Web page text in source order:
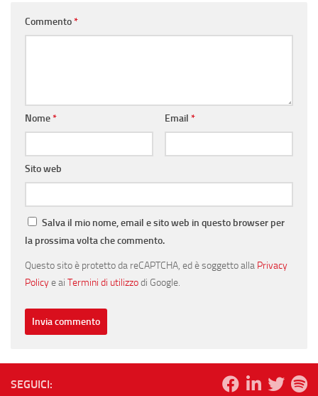
Commento*
Nome* Email *
Sito web
Salva il mio nome, email e sito web in questo browser per
la prossima volta che commento.
Questo sito è protetto da reCAPTCHA, ed è soggetto alla Privacy
Policye ai Termini di utilizzodi Google.
SEGUICI: